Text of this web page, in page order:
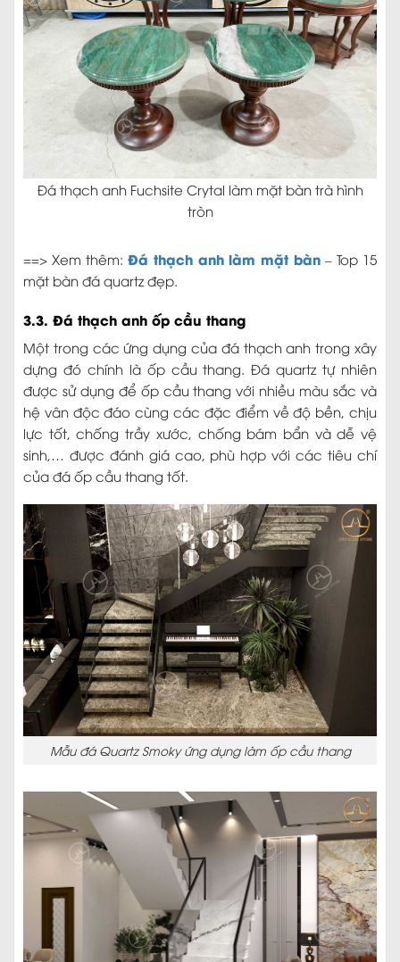
Đá thạch anh Fuchsite Crytal làm mặt bàn trà hình
tròn
==> Xem thêm: Đá thạch anh làm mặt bàn – Top 15
mặt bàn đá quartz đẹp.
3.3. Đá thạch anh ốp cầu thang
Một trong các ứng dụng của đá thạch anh trong xây
dựng đó chính là ốp cầu thang. Đá quartz tự nhiên
được sử dụng để ốp cầu thang với nhiều màu sắc và
hệ vân độc đáo cùng các đặc điểm về độ bền, chịu
lực tốt, chống trầy xước, chống bám bẩn và dễ vệ
sinh,… được đánh giá cao, phù hợp với các tiêu chí
của đá ốp cầu thang tốt.
Mẫu đá Quartz Smoky ứng dụng làm ốp cầu thang